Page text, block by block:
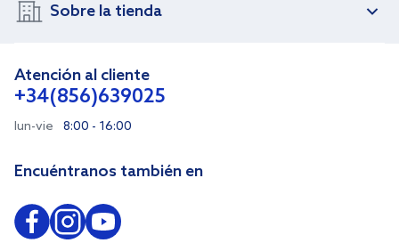
Sobre la tienda
Atención al cliente
+34(856)639025
lun-vie 8:00 - 16:00
Encuéntranos también en